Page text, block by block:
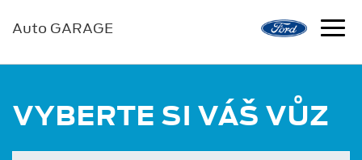
Auto GARAGE
VYBERTE SI VÁŠ VŮZ